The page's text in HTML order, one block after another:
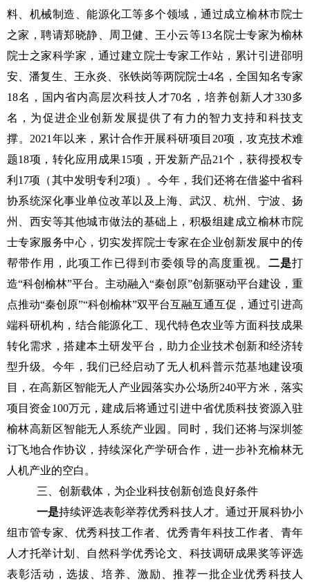
料、机械制造、能源化工等多个领域，通过成立榆林市院士
之家，聘请郑晓静、周卫健、王小云等13名院士专家为榆林
院士之家科学家，通过建立院士专家工作站，累计引进邵明
安、潘复生、王永炎、张铁岗等两院院士4名，全国知名专家
18名，国内省内高层次科技人才70名，培养创新人才330多
名，为促进企业创新发展提供了有力的智力支持和科技支
撑。 2021年以来，累计合作开展科研项目20项，攻克技术难
题18项，转化应用成果15项，开发新产品21个，获得授权专
利17项（其中发明专利2项）。今年，我们还将在借鉴中省科
协系统深化事业单位改革以及上海、武汉、杭州、宁波、扬
州、西安等其他城市做法的基础上，积极组建成立榆林市院
士专家服务中心，切实发挥院士专家在企业创新发展中的传
帮带作用，此项工作已得到市委领导的高度重视。 二是打
造“科创榆林”平台。主动融入“秦创原”创新驱动平台建设，重
点推动“秦创原”“科创榆林”双平台互融互通互促，通过引进高
端科研机构，结合能源化工、现代特色农业等方面科技成果
转化需求，搭建本土研发平台，助力企业技术创新和经济转
型升级。今年，我们已经启动了无人机科普示范基地建设项
目，在高新区智能无人产业园落实办公场所240平方米，落实
项目资金100万元，建成后将通过引进中省优质科技资源入驻
榆林高新区智能无人系统产业园。同时，我们还将与深圳签
订飞地合作协议，持续深化产学研合作，进一步补充榆林无
人机产业的空白。
三、创新载体，为企业科技创新创造良好条件
一是持续评选表彰举荐优秀科技人才。通过开展科协小
组市管专家、优秀科技工作者、优秀青年科技工作者、青年
人才托举计划、自然科学优秀论文、科技调研成果奖等评选
表彰活动，选拔、培养、激励、推荐一批企业优秀科技人